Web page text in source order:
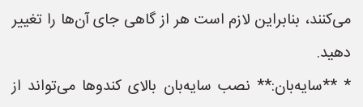
می‌کنند، بنابراین لازم است هر از گاهی جای آن‌ها را تغییر
دهید.
* **سایه‌بان:** نصب سایه‌بان بالای کندوها می‌تواند از